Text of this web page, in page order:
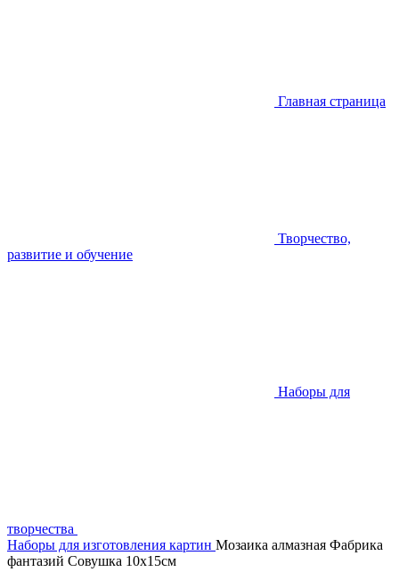
Главная страница
Творчество,
развитие и обучение
Наборы для
творчества
Наборы для изготовления картин Мозаика алмазная Фабрика
фантазий Совушка 10х15см